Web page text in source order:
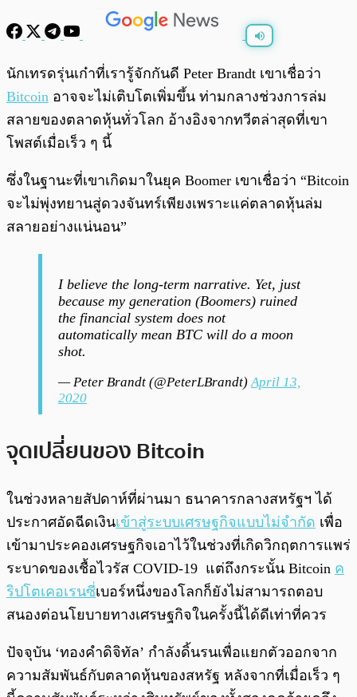
พร้อมเล่น / 0:00
นักเทรดรุ่นเก๋าที่เรารู้จักกันดี Peter Brandt เขาเชื่อว่า
Bitcoin อาจจะไม่เติบโตเพิ่มขึ้น ท่ามกลางช่วงการล่ม
สลายของตลาดหุ้นทั่วโลก อ้างอิงจากทวีตล่าสุดที่เขา
โพสต์เมื่อเร็ว ๆ นี้
ซึ่งในฐานะที่เขาเกิดมาในยุค Boomer เขาเชื่อว่า “Bitcoin
จะไม่พุ่งทยานสู่ดวงจันทร์เพียงเพราะแค่ตลาดหุ้นล่ม
สลายอย่างแน่นอน”
I believe the long-term narrative. Yet, just
because my generation (Boomers) ruined
the financial system does not
automatically mean BTC will do a moon
shot.
— Peter Brandt (@PeterLBrandt)April 13,
2020
จุดเปลี่ยนของ Bitcoin
ในช่วงหลายสัปดาห์ที่ผ่านมา ธนาคารกลางสหรัฐฯ ได้
ประกาศอัดฉีดเงินเข้าสู่ระบบเศรษฐกิจแบบไม่จำกัด เพื่อ
เข้ามาประคองเศรษฐกิจเอาไว้ในช่วงที่เกิดวิกฤตการแพร่
ระบาดของเชื้อไวรัส COVID-19 แต่ถึงกระนั้น Bitcoin ค
ริปโตเคอเรนซี่เบอร์หนึ่งของโลกก็ยังไม่สามารถตอบ
สนองต่อนโยบายทางเศรษฐกิจในครั้งนี้ได้ดีเท่าที่ควร
ปัจจุบัน ‘ทองคำดิจิทัล’ กำลังดิ้นรนเพื่อแยกตัวออกจาก
ความสัมพันธ์กับตลาดหุ้นของสหรัฐ หลังจากที่เมื่อเร็ว ๆ